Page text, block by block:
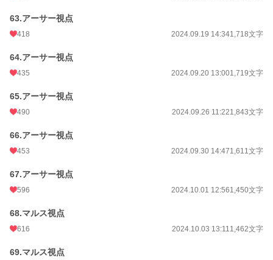
63.アーサー視点
418 2024.09.19 14:341,718文字
64.アーサー視点
435 2024.09.20 13:001,719文字
65.アーサー視点
490 2024.09.26 11:221,843文字
66.アーサー視点
453 2024.09.30 14:471,611文字
67.アーサー視点
596 2024.10.01 12:561,450文字
68.マルス視点
616 2024.10.03 13:111,462文字
69.マルス視点